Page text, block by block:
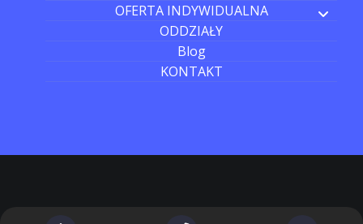
OFERTA INDYWIDUALNA
ODDZIAŁY
Blog
KONTAKT